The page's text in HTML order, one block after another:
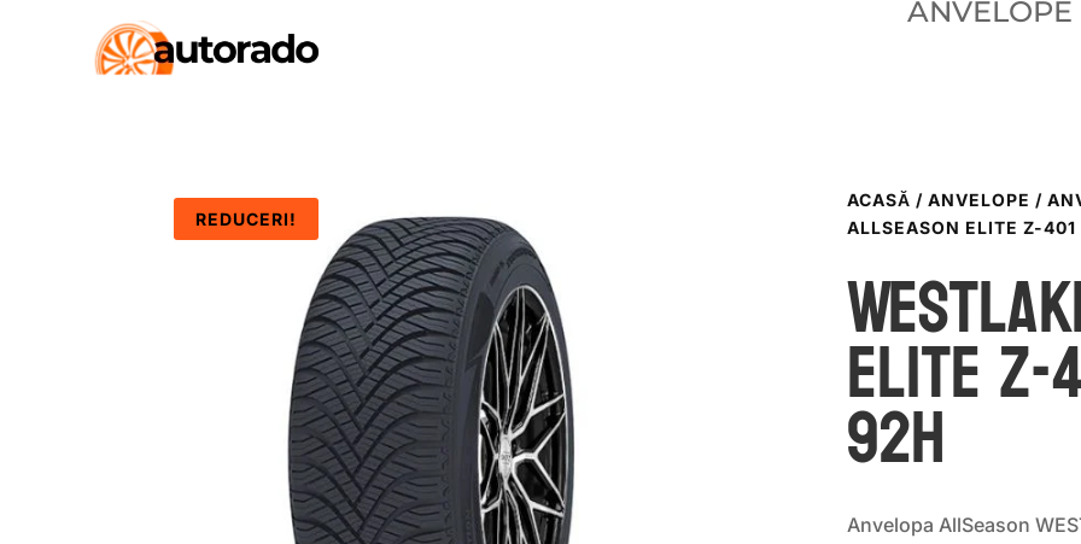
ANVELOPE
REDUCERI!
ACASĂ / ANVELOPE /
ALLSEASON ELITE Z-
ELITE
92H
Anvelopa AllSeason